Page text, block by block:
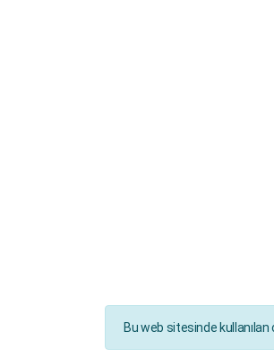
KENWORTH
Bu web sitesinde kullanılan